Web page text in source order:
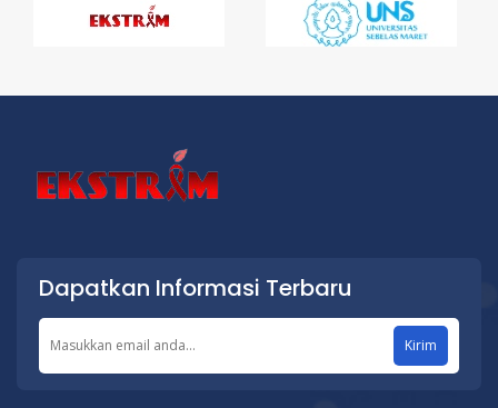
Dapatkan Informasi Terbaru
Kirim